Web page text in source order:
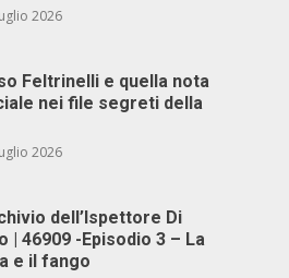
2026
Feltrinelli e quella nota
nei file segreti della
2026
dell’Ispettore Di
| 46909 -Episodio 3 – La
e il fango